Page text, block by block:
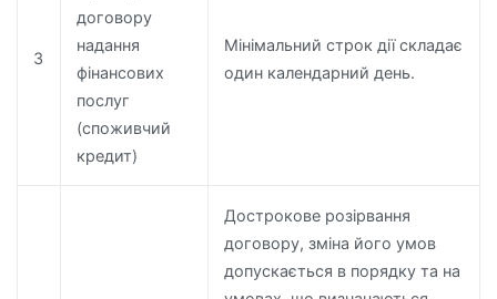
3
договору
надання
фінансових
послуг
(споживчий
кредит)
Мінімальний строк дії складає
один календарний день.
Дострокове розірвання
договору, зміна його умов
допускається в порядку та на